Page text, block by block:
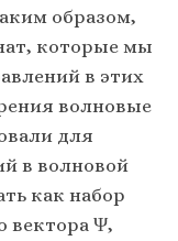
образом,
которые мы
в этих
волновые
для
в волновой
как набор
вектора Ψ,